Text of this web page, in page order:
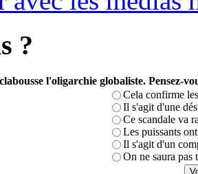
?
l'oligarchie globaliste. Pensez-
Cela confirme
Il s'agit d'une
Ce scandale va
Les puissants
Il s'agit d'un
On ne saura pas